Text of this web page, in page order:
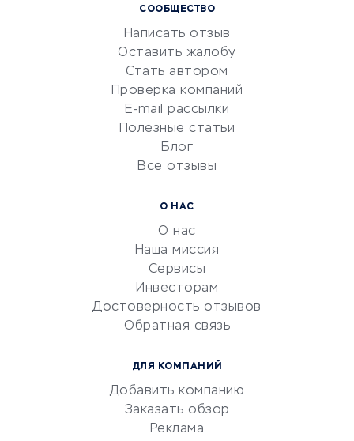
Маркетинг и продажи
Репетиторство
Красота и здоровье
Сервисы по поиску работы
Сетевой маркетинг
УСЛУГИ ДЛЯ БИЗНЕСА
документооборот
Юридические компании
Бухгалтерия онлайн
СООБЩЕСТВО
Написать отзыв
Оставить жалобу
Стать автором
Проверка компаний
E-mail рассылки
Полезные статьи
Блог
Все отзывы
О НАС
О нас
Наша миссия
Сервисы
Инвесторам
Достоверность отзывов
Обратная связь
ДЛЯ КОМПАНИЙ
Добавить компанию
Заказать обзор
Реклама